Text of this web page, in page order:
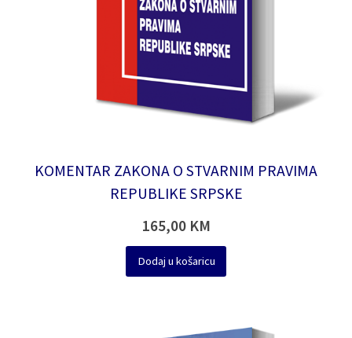
KOMENTAR ZAKONA O STVARNIM PRAVIMA
REPUBLIKE SRPSKE
165,00 KM
Dodaj u košaricu